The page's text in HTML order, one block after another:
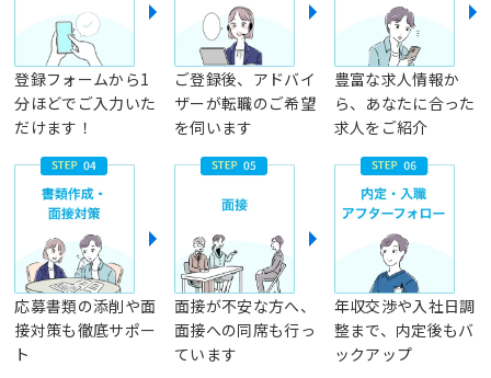
登録フォームから1
分ほどでご入力いた
だけます！
ご登録後、アドバイ
ザーが転職のご希望
を伺います
豊富な求人情報か
ら、あなたに合った
求人をご紹介
応募書類の添削や面
接対策も徹底サポー
ト
面接が不安な方へ、
面接への同席も行っ
ています
年収交渉や入社日調
整まで、内定後もバ
ックアップ